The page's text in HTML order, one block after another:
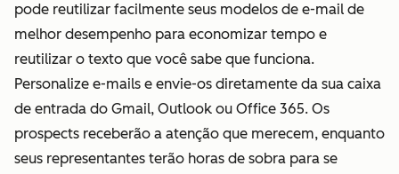
pode reutilizar facilmente seus modelos de e-mail de
melhor desempenho para economizar tempo e
reutilizar o texto que você sabe que funciona.
Personalize e-mails e envie-os diretamente da sua caixa
de entrada do Gmail, Outlook ou Office 365. Os
prospects receberão a atenção que merecem, enquanto
seus representantes terão horas de sobra para se